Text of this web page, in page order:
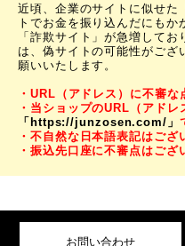
近頃、企業のサイトに似せた
トでお金を振り込んだにも
「詐欺サイト」が急増して
は、偽サイトの可能性がござ
願いいたします。
・URL（アドレス）に不審な
・当ショップのURL（アドレ
「https://junzosen.com/」
・不自然な日本語表記はござ
・振込先口座に不審点はござ
お問い合わせ